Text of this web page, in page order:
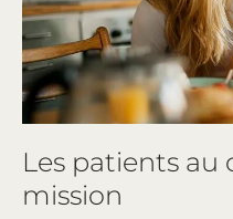
Les patients
mission